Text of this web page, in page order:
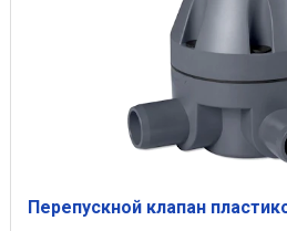
Перепускной клапан